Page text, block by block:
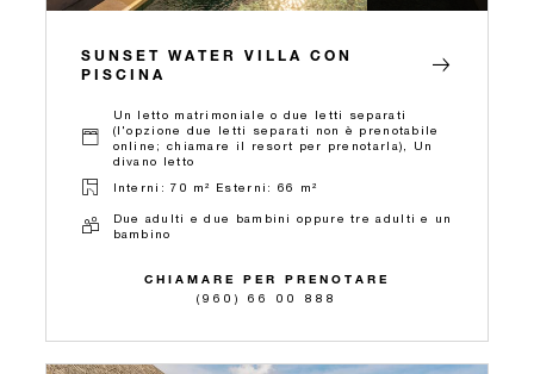
SUNSET WATER VILLA CON
PISCINA
Un letto matrimoniale o due letti separati
(l'opzione due letti separati non è prenotabile
online; chiamare il resort per prenotarla), Un
divano letto
Interni: 70 m² Esterni: 66 m²
Due adulti e due bambini oppure tre adulti e un
bambino
CHIAMARE PER PRENOTARE
(960) 66 00 888